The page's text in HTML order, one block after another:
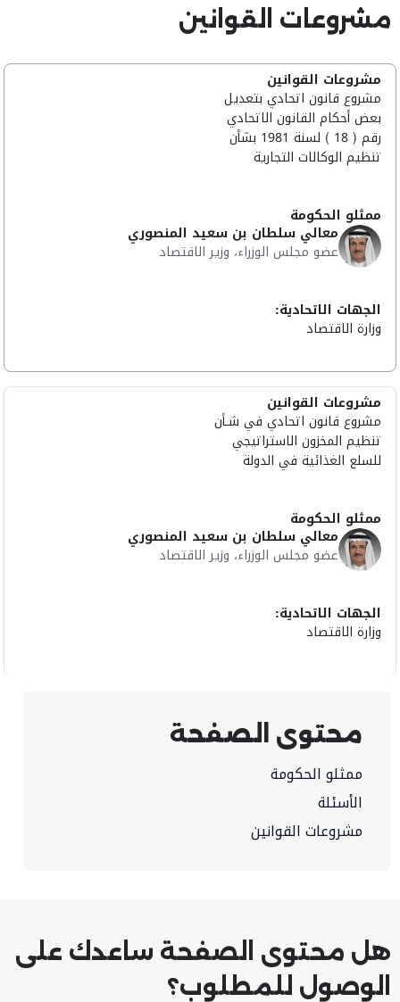
مشروعات القوانين
مشروعات القوانين
مشروع قانون اتحادي بتعديل
بعض أحكام القانون الاتحادي
رقم ( 18 ) لسنة 1981 بشأن
تنظيم الوكالات التجارية
ممثلو الحكومة
معالي سلطان بن سعيد المنصوري
عضو مجلس الوزراء، وزير الاقتصاد
الجهات الاتحادية:
وزارة الاقتصاد
مشروعات القوانين
مشروع قانون اتحادي في شـأن
تنظيم المخزون الاستراتيجي
للسلع الغذائية في الدولة
ممثلو الحكومة
معالي سلطان بن سعيد المنصوري
عضو مجلس الوزراء، وزير الاقتصاد
الجهات الاتحادية:
وزارة الاقتصاد
محتوى الصفحة
ممثلو الحكومة
الأسئلة
مشروعات القوانين
هل محتوى الصفحة ساعدك على
الوصول للمطلوب؟